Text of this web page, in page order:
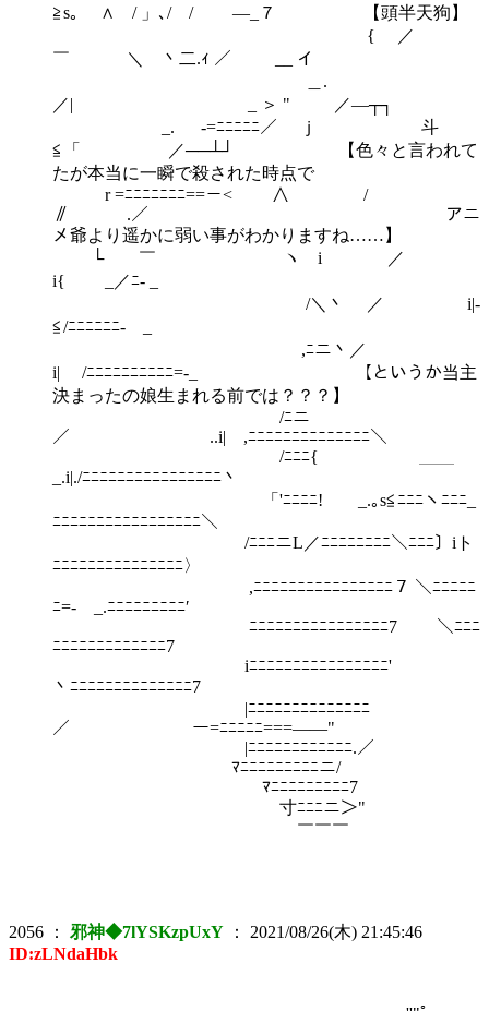
≧s｡ ∧ / 」､/ / ―_７ 【頭半天狗】
{ ／
￣ ＼ 丶二.ｨ ／ __ イ
＿.
／| _ ＞ " ／―┬┐
_. -=ﾆﾆﾆﾆﾆ／ ｊ 斗
≦「 ／──┴┘ 【色々と言われて
たが本当に一瞬で殺された時点で
r =ﾆﾆﾆﾆﾆﾆﾆ==－< ∧ /
∥ .／ アニ
メ爺より遥かに弱い事がわかりますね……】
└ ￣ ヽ i ／
i{ _／ﾆ- _
/＼丶 ／ i|-
≦/ﾆﾆﾆﾆﾆﾆ- _
,ﾆニ丶／
i| /ﾆﾆﾆﾆﾆﾆﾆﾆﾆﾆ=-_ 【というか当主
決まったの娘生まれる前では？？？】
/ﾆニ
／ ..i| ,ﾆﾆﾆﾆﾆﾆﾆﾆﾆﾆﾆﾆﾆﾆ＼
/ﾆﾆﾆ{ ＿＿
_.i|./ﾆﾆﾆﾆﾆﾆﾆﾆﾆﾆﾆﾆﾆﾆﾆﾆ丶
「'ﾆﾆﾆﾆ! _.｡s≦ﾆﾆﾆヽﾆﾆﾆ_
ﾆﾆﾆﾆﾆﾆﾆﾆﾆﾆﾆﾆﾆﾆﾆﾆﾆ＼
/ﾆﾆﾆニL／ﾆﾆﾆﾆﾆﾆﾆﾆ＼ﾆﾆﾆ〕iト
ﾆﾆﾆﾆﾆﾆﾆﾆﾆﾆﾆﾆﾆﾆﾆ〉
,ﾆﾆﾆﾆﾆﾆﾆﾆﾆﾆﾆﾆﾆﾆﾆﾆ７ ＼ﾆﾆﾆﾆﾆ
ﾆ=- _.ﾆﾆﾆﾆﾆﾆﾆﾆﾆ′
ﾆﾆﾆﾆﾆﾆﾆﾆﾆﾆﾆﾆﾆﾆﾆﾆ7 ＼ﾆﾆﾆ
ﾆﾆﾆﾆﾆﾆﾆﾆﾆﾆﾆﾆﾆ7
iﾆﾆﾆﾆﾆﾆﾆﾆﾆﾆﾆﾆﾆﾆﾆﾆ'
丶ﾆﾆﾆﾆﾆﾆﾆﾆﾆﾆﾆﾆﾆﾆ7
|ﾆﾆﾆﾆﾆﾆﾆﾆﾆﾆﾆﾆﾆﾆ
／ ー=ﾆﾆﾆﾆﾆ===――"
|ﾆﾆﾆﾆﾆﾆﾆﾆﾆﾆﾆﾆ.／
ﾏﾆﾆﾆﾆﾆﾆﾆﾆﾆニ/
ﾏﾆﾆﾆﾆﾆﾆﾆﾆﾆ7
寸ﾆﾆﾆニ＞"
￣￣￣
2056 ： 邪神◆7lYSKzpUxY ： 2021/08/26(木) 21:45:46
ID:zLNdaHbk